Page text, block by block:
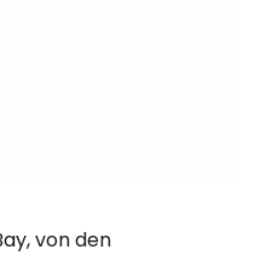
von den